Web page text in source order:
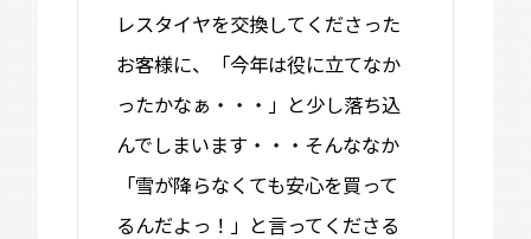
レスタイヤを交換してくださった
お客様に、「今年は役に立てなか
ったかなぁ・・・」と少し落ち込
んでしまいます・・・そんななか
「雪が降らなくても安心を買って
るんだよっ！」と言ってくださる